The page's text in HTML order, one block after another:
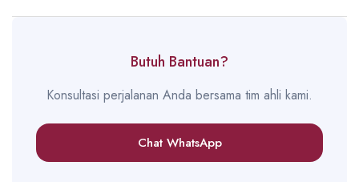
Butuh Bantuan?
Konsultasi perjalanan Anda bersama tim ahli kami.
Chat WhatsApp